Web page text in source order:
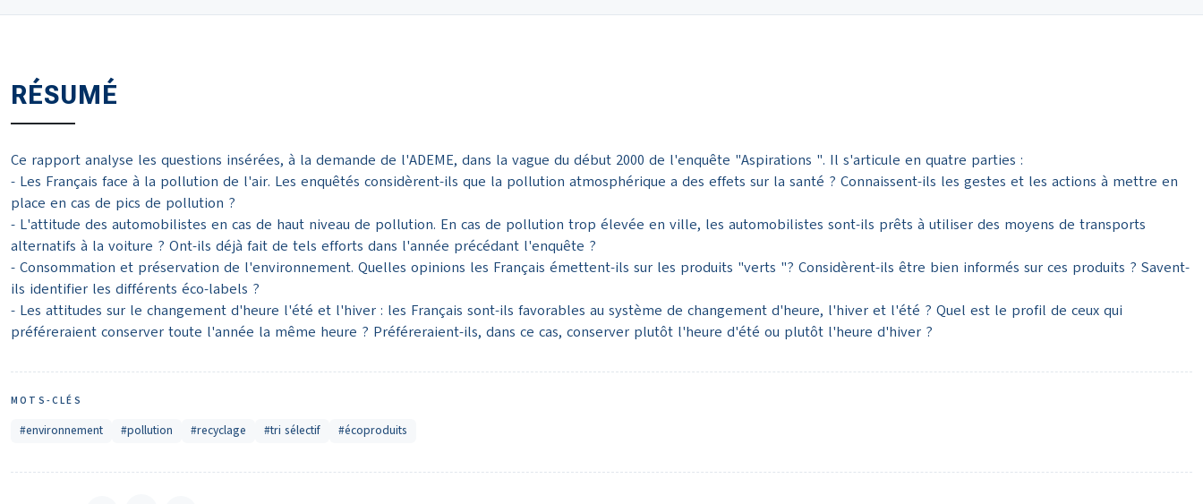
RÉSUMÉ
Ce rapport analyse les questions insérées, à la demande de l'ADEME, dans la vague du début 2000 de l'enquête "Aspirations ". Il s'articule en quatre parties :
- Les Français face à la pollution de l'air. Les enquêtés considèrent-ils que la pollution atmosphérique a des effets sur la santé ? Connaissent-ils les gestes et les actions à mettre en
place en cas de pics de pollution ?
- L'attitude des automobilistes en cas de haut niveau de pollution. En cas de pollution trop élevée en ville, les automobilistes sont-ils prêts à utiliser des moyens de transports
alternatifs à la voiture ? Ont-ils déjà fait de tels efforts dans l'année précédant l'enquête ?
- Consommation et préservation de l'environnement. Quelles opinions les Français émettent-ils sur les produits "verts "? Considèrent-ils être bien informés sur ces produits ? Savent-
ils identifier les différents éco-labels ?
- Les attitudes sur le changement d'heure l'été et l'hiver : les Français sont-ils favorables au système de changement d'heure, l'hiver et l'été ? Quel est le profil de ceux qui
préféreraient conserver toute l'année la même heure ? Préféreraient-ils, dans ce cas, conserver plutôt l'heure d'été ou plutôt l'heure d'hiver ?
MOTS-CLÉS
#environnement #pollution #recyclage #tri sélectif #écoproduits